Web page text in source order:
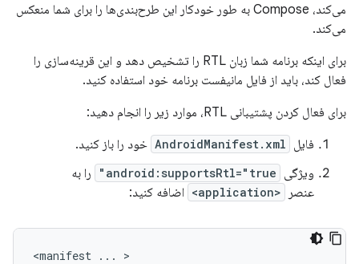
می‌کند، Compose به طور خودکار این طرح‌بندی‌ها را برای شما منعکس
می‌کند.
برای اینکه برنامه شما زبان RTL را تشخیص دهد و این قرینه‌سازی را
فعال کند، باید از فایل مانیفست برنامه خود استفاده کنید.
برای فعال کردن پشتیبانی RTL، موارد زیر را انجام دهید:
فایل AndroidManifest.xml خود را باز کنید.
ویژگی android:supportsRtl="true"
را به
عنصر
<application> اضافه کنید:
<manifest ...